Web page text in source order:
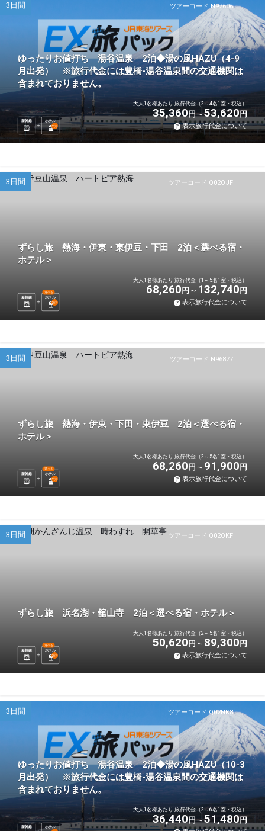
ツアーコード N97606
3日間
ゆったりお値打ち 湯谷温泉 2泊◆湯の風HAZU（4-9
月出発） ※旅行代金には豊橋-湯谷温泉間の交通機関は
含まれておりません。
新幹線
ホテル
2泊
大人1名様あたり 旅行代金（2～4名1室・税込）
35,360円 53,620円
表示旅行代金について
ツアーコード Q02OJF
3日間
ずらし旅 熱海・伊東・東伊豆・下田 2泊＜選べる宿・
ホテル＞
新幹線 ホテル
選べる
2泊
大人1名様あたり 旅行代金（1～5名1室・税込）
68,260 円 132,740 円
表示旅行代金について
ツアーコード N96877
3日間
ずらし旅 熱海・伊東・下田・東伊豆 2泊＜選べる宿・
ホテル＞
新幹線 ホテル
選べる
2泊
大人1名様あたり 旅行代金（2～5名1室・税込）
68,260 円 91,900 円
表示旅行代金について
ツアーコード Q02OKF
3日間
ずらし旅 浜名湖・舘山寺 2泊＜選べる宿・ホテル＞
新幹線 ホテル
選べる
2泊
大人1名様あたり 旅行代金（2～5名1室・税込）
50,620 円 89,300 円
表示旅行代金について
ツアーコード Q02NK8
3日間
ゆったりお値打ち 湯谷温泉 2泊◆湯の風HAZU（10-3
月出発） ※旅行代金には豊橋-湯谷温泉間の交通機関は
含まれておりません。
新幹線
ホテル
大人1名様あたり 旅行代金（2～6名1室・税込）
36,440円 51,480円